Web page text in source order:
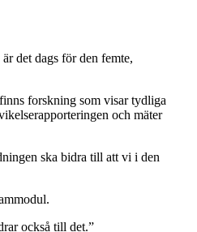
det dags för den femte,
forskning som visar tydliga
och mäter
ska bidra till att vi i den
också till det.”